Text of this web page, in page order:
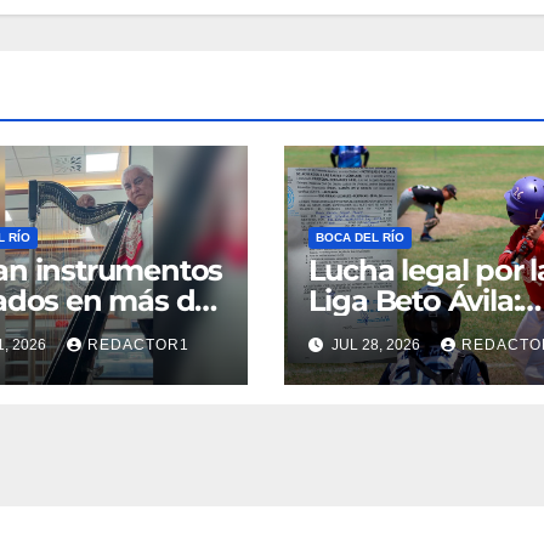
RÍO
instrumentos
en más de
pesos al
veracruzano
Gutiérrez en
2026 REDACTOR1
BOCA DEL RÍO
Lucha legal por
Liga Beto Ávila:
Denuncian
arbitrariedades
Ayuntamiento
JUL 28, 2026